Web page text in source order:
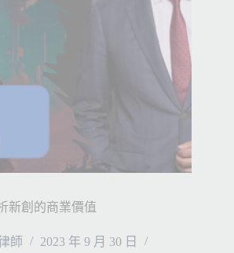
新創的商業價值
師
2023 年 9 月 30 日